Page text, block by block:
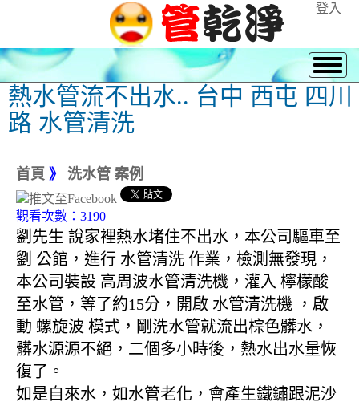
登入
熱水管流不出水.. 台中 西屯 四川
路 水管清洗
首頁 》 洗水管 案例
觀看次數：3190
劉先生 說家裡熱水堵住不出水，本公司驅車至
劉 公館，進行 水管清洗 作業，檢測無發現，
本公司裝設 高周波水管清洗機，灌入 檸檬酸
至水管，等了約15分，開啟 水管清洗機 ，啟
動 螺旋波 模式，剛洗水管就流出棕色髒水，
髒水源源不絕，二個多小時後，熱水出水量恢
復了。
如是自來水，如水管老化，會產生鐵鏽跟泥沙